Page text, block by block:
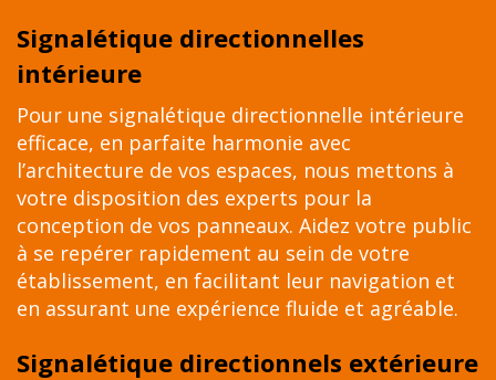
Signalétique directionnelles
intérieure
Pour une signalétique directionnelle intérieure
efficace, en parfaite harmonie avec
l’architecture de vos espaces, nous mettons à
votre disposition des experts pour la
conception de vos panneaux. Aidez votre public
à se repérer rapidement au sein de votre
établissement, en facilitant leur navigation et
en assurant une expérience fluide et agréable.
Signalétique directionnels extérieure